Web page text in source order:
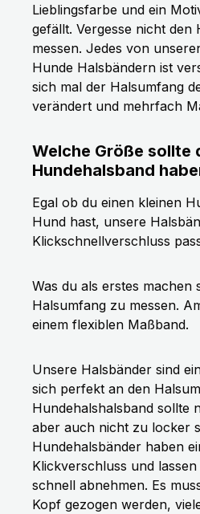
Lieblingsfarbe und ein
gefällt. Vergesse nicht den
messen. Jedes von
Hunde Halsbändern ist
sich mal der Halsumfang
verändert und mehrfach
Welche Größe sollte
Hundehalsband
Egal ob du einen kleinen
Hund hast, unsere
Klickschnellverschluss
Was du als erstes machen
Halsumfang zu messen.
einem flexiblen Maßband.
Unsere Halsbänder sind
sich perfekt an den
Hundehalshalsband sollte
aber auch nicht zu locker
Hundehalsbänder haben
Klickverschluss und
schnell abnehmen. Es
Kopf gezogen werden,